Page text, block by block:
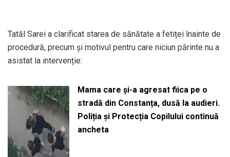
Tatăl Sarei a clarificat starea de sănătate a fetiței înainte de
procedură, precum și motivul pentru care niciun părinte nu a
asistat la intervenție:
Mama care și-a agresat fiica pe o
stradă din Constanța, dusă la audieri.
Poliția și Protecția Copilului continuă
ancheta